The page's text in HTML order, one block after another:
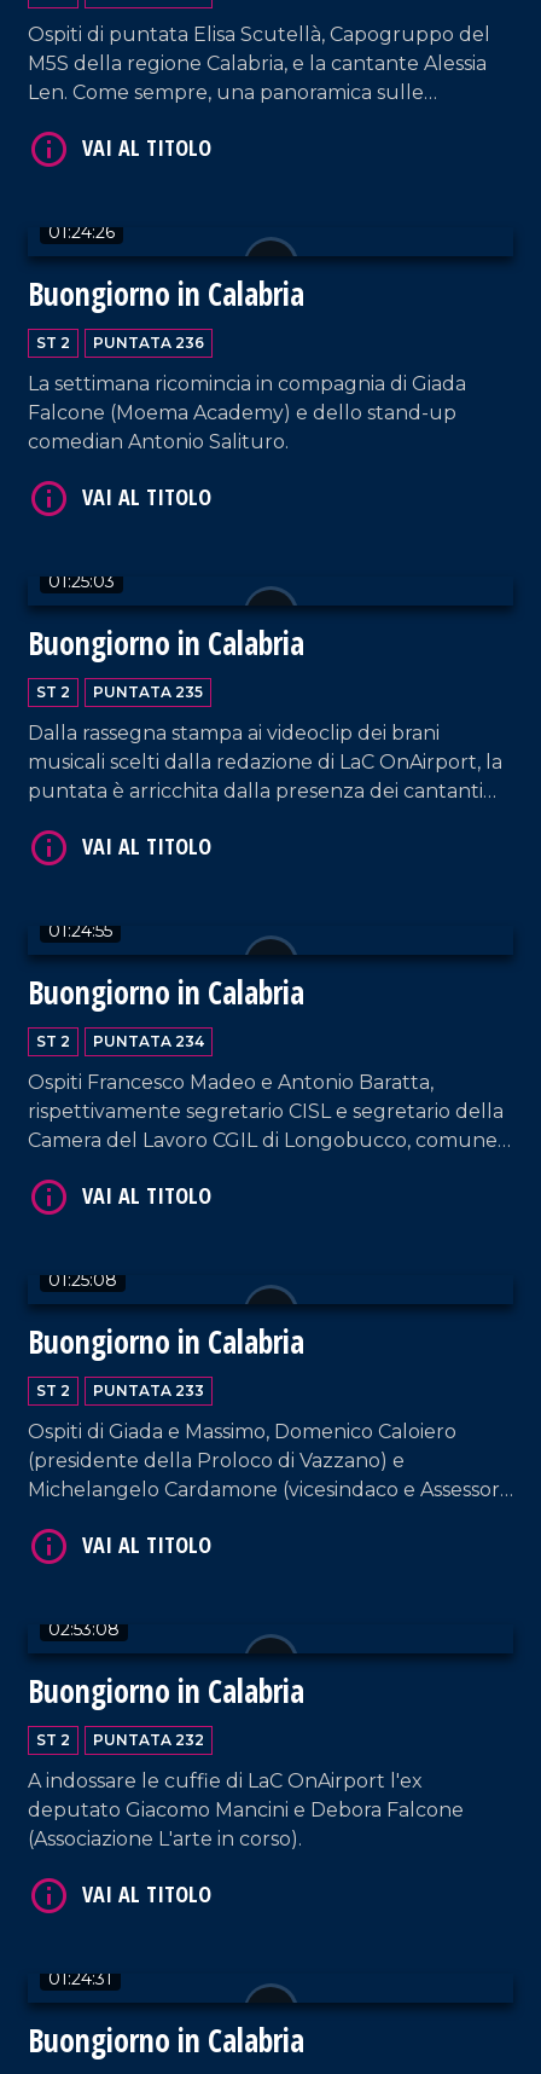
Ospiti di puntata Elisa Scutellà, Capogruppo del
M5S della regione Calabria, e la cantante Alessia
Len. Come sempre, una panoramica sulle
01:24:26
Buongiorno in Calabria
ST 2 PUNTATA 236
La settimana ricomincia in compagnia di Giada
Falcone (Moema Academy) e dello stand-up
comedian Antonio Salituro.
01:25:03
Buongiorno in Calabria
ST 2 PUNTATA 235
Dalla rassegna stampa ai videoclip dei brani
musicali scelti dalla redazione di LaC OnAirport, la
puntata è arricchita dalla presenza dei cantanti
Viola e Luigi Viola, rispettivamente responsabile
01:24:55
Buongiorno in Calabria
ST 2 PUNTATA 234
Ospiti Francesco Madeo e Antonio Baratta,
rispettivamente segretario CISL e segretario della
Camera del Lavoro CGIL di Longobucco, comune
testimoniare l'assemblea permanente contro
01:25:08
Buongiorno in Calabria
ST 2 PUNTATA 233
Ospiti di Giada e Massimo, Domenico Caloiero
(presidente della Proloco di Vazzano) e
Michelangelo Cardamone (vicesindaco e Assessore
02:53:08
Buongiorno in Calabria
ST 2 PUNTATA 232
A indossare le cuffie di LaC OnAirport l'ex
deputato Giacomo Mancini e Debora Falcone
(Associazione L'arte in corso).
01:24:31
Buongiorno in Calabria
VAI AL TITOLO
VAI AL TITOLO
VAI AL TITOLO
VAI AL TITOLO
VAI AL TITOLO
VAI AL TITOLO
VAI AL TITOLO